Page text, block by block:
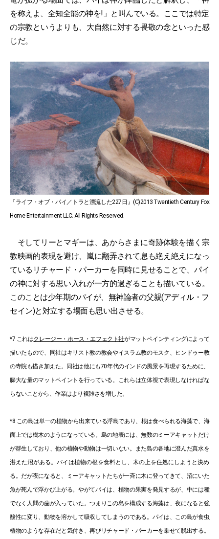
を称えよ、全知全能の神を!」と叫んでいる。ここでは特定
の宗教というよりも、大自然に対する畏敬の念といった感
じだ。
『ライフ・オブ・パイ／トラと漂流した227日』(C)2013 Twentieth Century Fox
Home Entertainment LLC. All Rights Reserved.
そしてリーとマギーは、あからさまに奇跡体験を描く宗
教映画的表現を避け、嵐に翻弄されて息も絶え絶えになっ
ているリチャード・パーカーを同時に見せることで、パイ
の神に対する思い入れが一方的過ぎることも描いている。
このことは少年期のパイが、無神論者の父親(アディル・フ
セイン)と対立する場面も思い出させる。
*7 これはクレージー・ホース・エフェクト社がマットペインティングによって
描いたもので、同社はキリスト教の教会やイスラム教のモスク、ヒンドゥー教
の寺院も描き加えた。同社は他にも70年代のインドの風景を再現するために、
膨大な量のマットペイントを行っている。これらは立体視で表現しなければな
らないことから、作業はより複雑さを増した。
*8 この島は単一の植物から出来ている浮島であり、根は食べられる海藻で、海
面上では樹木のようになっている。島の地表には、無数のミーアキャットだけ
が群生しており、他の植物や動物は一切いない。また島の各地に澄んだ真水を
湛えた沼がある。パイは植物の根を食料とし、木の上を住処にしようと決め
る。だが夜になると、ミーアキャットたちが一斉に木に登ってきて、沼にいた
魚が死んで浮かび上がる。やがてパイは、植物の果実を発見するが、中には種
でなく人間の歯が入っていた。つまりこの島を構成する海藻は、夜になると強
酸性に変り、動物を溶かして吸収してしまうのである。パイは、この島が食虫
植物のような存在だと気付き、再びリチャード・パーカーを乗せて脱出する。